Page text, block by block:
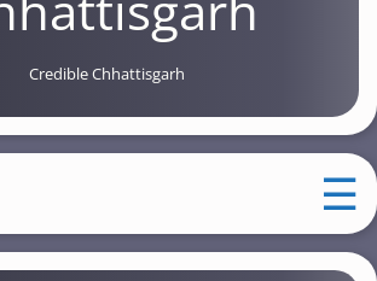
Credible Chhattisgarh